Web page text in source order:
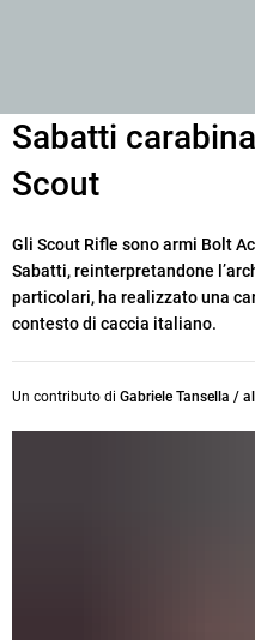
Sabatti
Scout
Gli Scout Rifle sono armi Bolt
Sabatti, reinterpretandone
particolari, ha realizzato una
contesto di caccia italiano.
Un contributo di Gabriele Tansella /